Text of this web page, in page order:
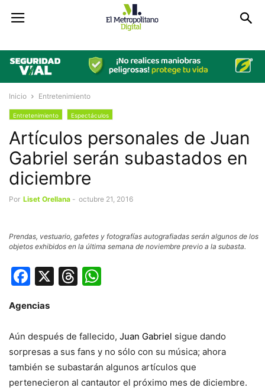
Inicio Entretenimiento
Entretenimiento Espectáculos
Artículos personales de Juan
Gabriel serán subastados en
diciembre
Por Liset Orellana - octubre 21, 2016
Prendas, vestuario, gafetes y fotografías autografiadas serán algunos de los
objetos exhibidos en la última semana de noviembre previo a la subasta.
Facebook
X Threads
Agencias
Aún después de fallecido, Juan Gabriel sigue dando
sorpresas a sus fans y no sólo con su música; ahora
también se subastarán algunos artículos que
pertenecieron al cantautor el próximo mes de diciembre.